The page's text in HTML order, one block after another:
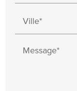
Ville*
Message*